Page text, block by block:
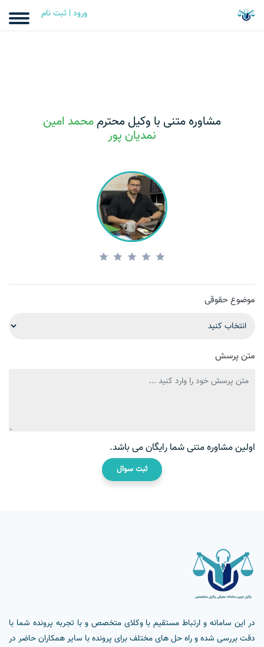
ورود | ثبت نام
مشاوره متنی با وکیل محترممحمد امین
نمدیان پور
موضوع حقوقی
متن پرسش
اولین مشاوره متنی شما رایگان می باشد.
ثبت سوال
در این سامانه و ارتباط مستقیم با وکلای متخصص و با تجربه پرونده شما با
دقت بررسی شده و راه حل های مختلف برای پرونده با سایر همکاران حاضر در